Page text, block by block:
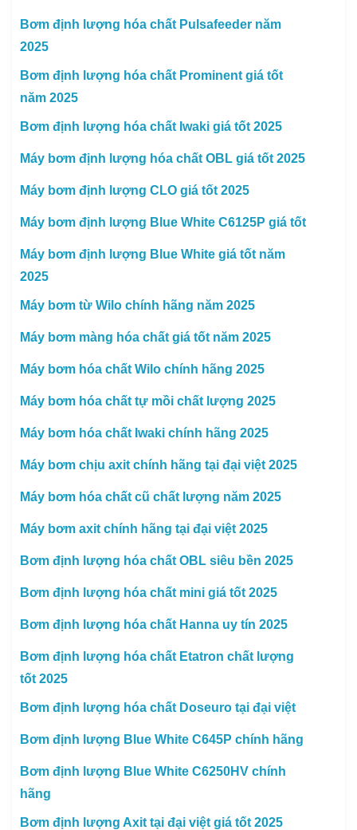
Bơm định lượng hóa chất Pulsafeeder năm
2025
Bơm định lượng hóa chất Prominent giá tốt
năm 2025
Bơm định lượng hóa chất Iwaki giá tốt 2025
Máy bơm định lượng hóa chất OBL giá tốt 2025
Máy bơm định lượng CLO giá tốt 2025
Máy bơm định lượng Blue White C6125P giá tốt
Máy bơm định lượng Blue White giá tốt năm
2025
Máy bơm từ Wilo chính hãng năm 2025
Máy bơm màng hóa chất giá tốt năm 2025
Máy bơm hóa chất Wilo chính hãng 2025
Máy bơm hóa chất tự mồi chất lượng 2025
Máy bơm hóa chất Iwaki chính hãng 2025
Máy bơm chịu axit chính hãng tại đại việt 2025
Máy bơm hóa chất cũ chất lượng năm 2025
Máy bơm axit chính hãng tại đại việt 2025
Bơm định lượng hóa chất OBL siêu bền 2025
Bơm định lượng hóa chất mini giá tốt 2025
Bơm định lượng hóa chất Hanna uy tín 2025
Bơm định lượng hóa chất Etatron chất lượng
tốt 2025
Bơm định lượng hóa chất Doseuro tại đại việt
Bơm định lượng Blue White C645P chính hãng
Bơm định lượng Blue White C6250HV chính
hãng
Bơm định lượng Axit tại đại việt giá tốt 2025